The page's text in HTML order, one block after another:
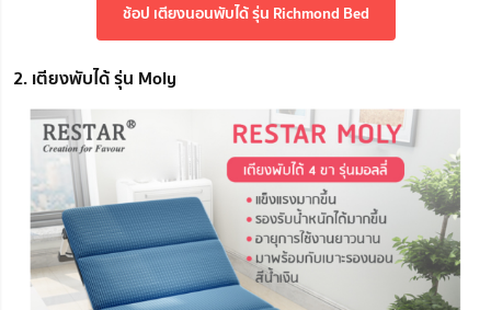
ช้อป เตียงนอนพับได้ รุ่น Richmond Bed
2. เตียงพับได้ รุ่น Moly